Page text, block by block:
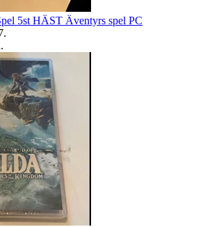
5st HÄST Äventyrs spel PC
.
.